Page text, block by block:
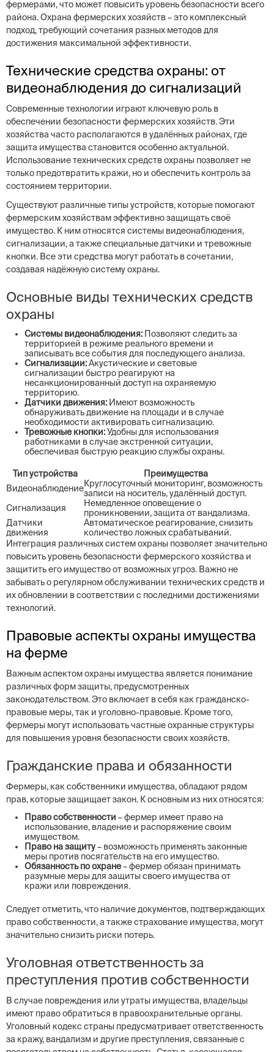
фермерами, что может повысить уровень безопасности всего
района. Охрана фермерских хозяйств – это комплексный
подход, требующий сочетания разных методов для
достижения максимальной эффективности.
Технические средства охраны: от
видеонаблюдения до сигнализаций
Современные технологии играют ключевую роль в
обеспечении безопасности фермерских хозяйств. Эти
хозяйства часто располагаются в удалённых районах, где
защита имущества становится особенно актуальной.
Использование технических средств охраны позволяет не
только предотвратить кражи, но и обеспечить контроль за
состоянием территории.
Существуют различные типы устройств, которые помогают
фермерским хозяйствам эффективно защищать своё
имущество. К ним относятся системы видеонаблюдения,
сигнализации, а также специальные датчики и тревожные
кнопки. Все эти средства могут работать в сочетании,
создавая надёжную систему охраны.
Основные виды технических средств
охраны
Системы видеонаблюдения: Позволяют следить за
территорией в режиме реального времени и
записывать все события для последующего анализа.
Сигнализации:Акустические и световые
сигнализации быстро реагируют на
несанкционированный доступ на охраняемую
территорию.
Датчики движения: Имеют возможность
обнаруживать движение на площади и в случае
необходимости активировать сигнализацию.
Тревожные кнопки:Удобны для использования
работниками в случае экстренной ситуации,
обеспечивая быструю реакцию службы охраны.
Тип устройства
Преимущества
ВидеонаблюдениеКруглосуточный мониторинг, возможность
записи на носитель, удалённый доступ.
Сигнализация
Немедленное оповещение о
проникновении, защита от вандализма.
Датчики
движения
Автоматическое реагирование, снизить
количество ложных срабатываний.
Интеграция различных систем охраны позволяет значительно
повысить уровень безопасности фермерского хозяйства и
защитить его имущество от возможных угроз. Важно не
забывать о регулярном обслуживании технических средств и
их обновлении в соответствии с последними достижениями
технологий.
Правовые аспекты охраны имущества
на ферме
Важным аспектом охраны имущества является понимание
различных форм защиты, предусмотренных
законодательством. Это включает в себя как гражданско-
правовые меры, так и уголовно-правовые. Кроме того,
фермеры могут использовать частные охранные структуры
для повышения уровня безопасности своих хозяйств.
Гражданские права и обязанности
Фермеры, как собственники имущества, обладают рядом
прав, которые защищает закон. К основным из них относятся:
Право собственности – фермер имеет право на
использование, владение и распоряжение своим
имуществом.
Право на защиту– возможность применять законные
меры против посягательств на его имущество.
Обязанность по охране– фермер обязан принимать
разумные меры для защиты своего имущества от
кражи или повреждения.
Следует отметить, что наличие документов, подтверждающих
право собственности, а также страхование имущества, могут
значительно снизить риски потерь.
Уголовная ответственность за
преступления против собственности
В случае повреждения или утраты имущества, владельцы
имеют право обратиться в правоохранительные органы.
Уголовный кодекс страны предусматривает ответственность
за кражу, вандализм и другие преступления, связанные с